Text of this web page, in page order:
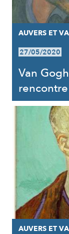
AUVERS ET
27/05/2020
Van
AUVERS ET